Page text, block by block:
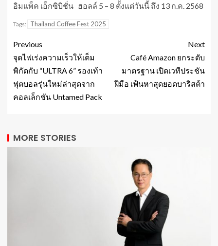
อิมแพ็ค เอ็กซิบิชั่น ฮอลล์ 5 – 8 ตั้งแต่วันนี้ ถึง 13 ก.ค. 2568
Tags: Thailand Coffee Fest 2025
Previous
จุดไฟเร่งความเร็วให้เต็ม
พิกัดกับ “ULTRA 6” รองเท้า
ฟุตบอลรุ่นใหม่ล่าสุดจาก
คอลเล็กชัน Untamed Pack
Next
Café Amazon ยกระดับ
มาตรฐาน เปิดเวทีประชัน
ฝีมือ เฟ้นหาสุดยอดบาริสต้า
MORE STORIES